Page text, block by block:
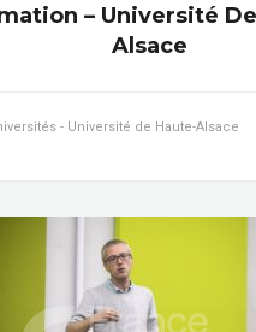
– Université
Alsace
- Université de Haute-Alsace